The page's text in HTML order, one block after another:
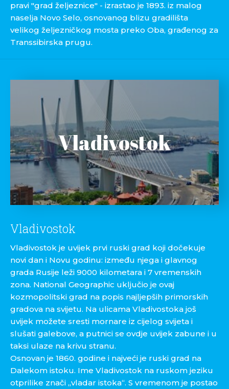
pravi "grad željeznice" - izrastao je 1893. iz malog
naselja Novo Selo, osnovanog blizu gradilišta
velikog željezničkog mosta preko Oba, građenog za
Transsibirska prugu.
Vladivostok
Vladivostok
Vladivostok je uvijek prvi ruski grad koji dočekuje
novi dan i Novu godinu: između njega i glavnog
grada Rusije leži 9000 kilometara i 7 vremenskih
zona. National Geographic uključio je ovaj
kozmopolitski grad na popis najljepših primorskih
gradova na svijetu. Na ulicama Vladivostoka još
uvijek možete sresti mornare iz cijelog svijeta i
slušati galebove, a putnici se ovdje uvijek zabune i u
taksi ulaze na krivu stranu.
Osnovan je 1860. godine i najveći je ruski grad na
Dalekom istoku. Ime Vladivostok na ruskom jeziku
otprilike znači „vladar istoka“. S vremenom je postao